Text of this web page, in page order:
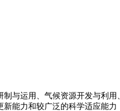
与运用、气候资源开发与利
能力和较广泛的科学适应能